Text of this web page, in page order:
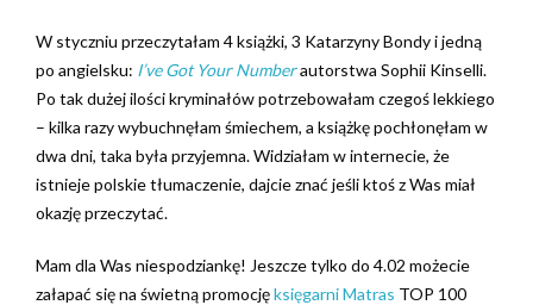
W styczniu przeczytałam 4 książki, 3 Katarzyny Bondy i jedną
po angielsku: I’ve Got Your Numberautorstwa Sophii Kinselli.
Po tak dużej ilości kryminałów potrzebowałam czegoś lekkiego
– kilka razy wybuchnęłam śmiechem, a książkę pochłonęłam w
dwa dni, taka była przyjemna. Widziałam w internecie, że
istnieje polskie tłumaczenie, dajcie znać jeśli ktoś z Was miał
okazję przeczytać.
Mam dla Was niespodziankę! Jeszcze tylko do 4.02 możecie
załapać się na świetną promocjęksięgarni Matras TOP 100